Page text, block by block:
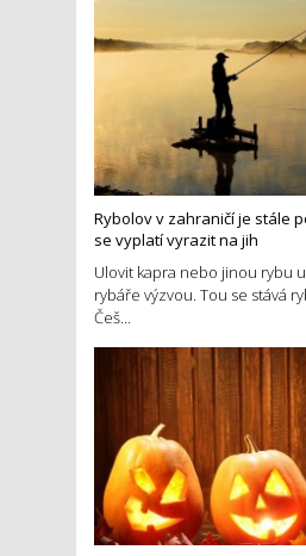
Rybolov v zahraničí je stále
se vyplatí vyrazit na jih
Ulovit kapra nebo jinou rybu
rybáře výzvou. Tou se stává
Češ...